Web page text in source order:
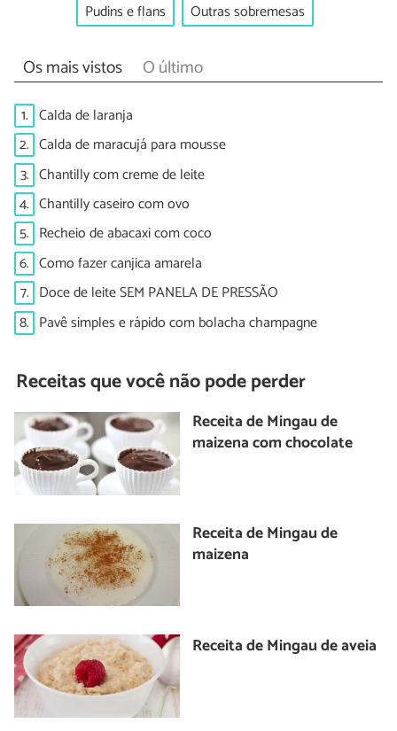
Pudins e flans Outras sobremesas
Os mais vistos O último
1. Calda de laranja
2. Calda de maracujá para mousse
3. Chantilly com creme de leite
4. Chantilly caseiro com ovo
5. Recheio de abacaxi com coco
6. Como fazer canjica amarela
7. Doce de leite SEM PANELA DE PRESSÃO
8. Pavê simples e rápido com bolacha champagne
Receitas que você não pode perder
Receita de Mingau de
maizena com chocolate
Receita de Mingau de
maizena
Receita de Mingau de aveia